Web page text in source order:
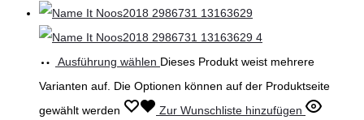
Ausführung wählen Dieses Produkt weist mehrere
Varianten auf. Die Optionen können auf der Produktseite
gewählt werden
Zur Wunschliste hinzufügen